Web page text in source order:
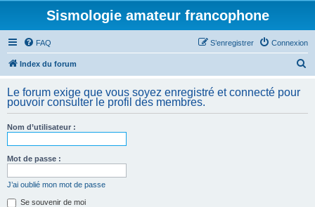
Sismologie amateur francophone
FAQ Connexion
S’enregistrer
Index du forum
h
Le forum exige que vous soyez enregistré et connecté pour
pouvoir consulter le profil des membres.
Nom d’utilisateur :
Mot de passe :
J’ai oublié mon mot de passe
Se souvenir de moi